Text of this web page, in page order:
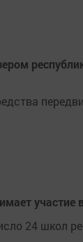
участие
24 школ